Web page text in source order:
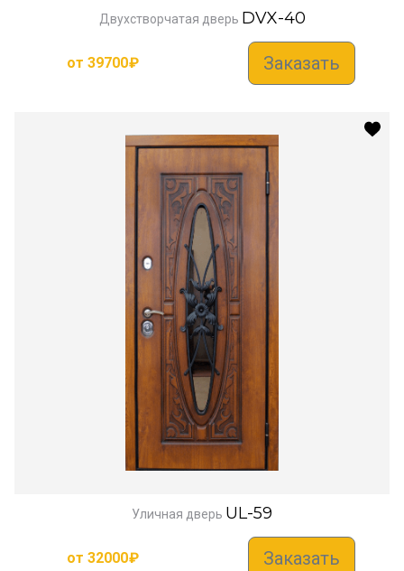
Двухстворчатая дверь DVX-40
от 39700₽ Заказать
Уличная дверь UL-59
от 32000₽ Заказать